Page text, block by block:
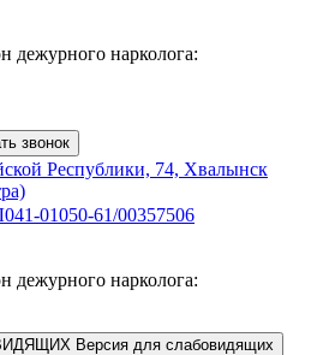
дежурного нарколога:
звонок
Республики, 74, Хвалынск
01050-61/00357506
дежурного нарколога:
Версия для слабовидящих